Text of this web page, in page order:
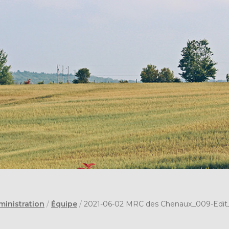
/ Équipe / 2021-06-02 MRC des Chenaux_009-